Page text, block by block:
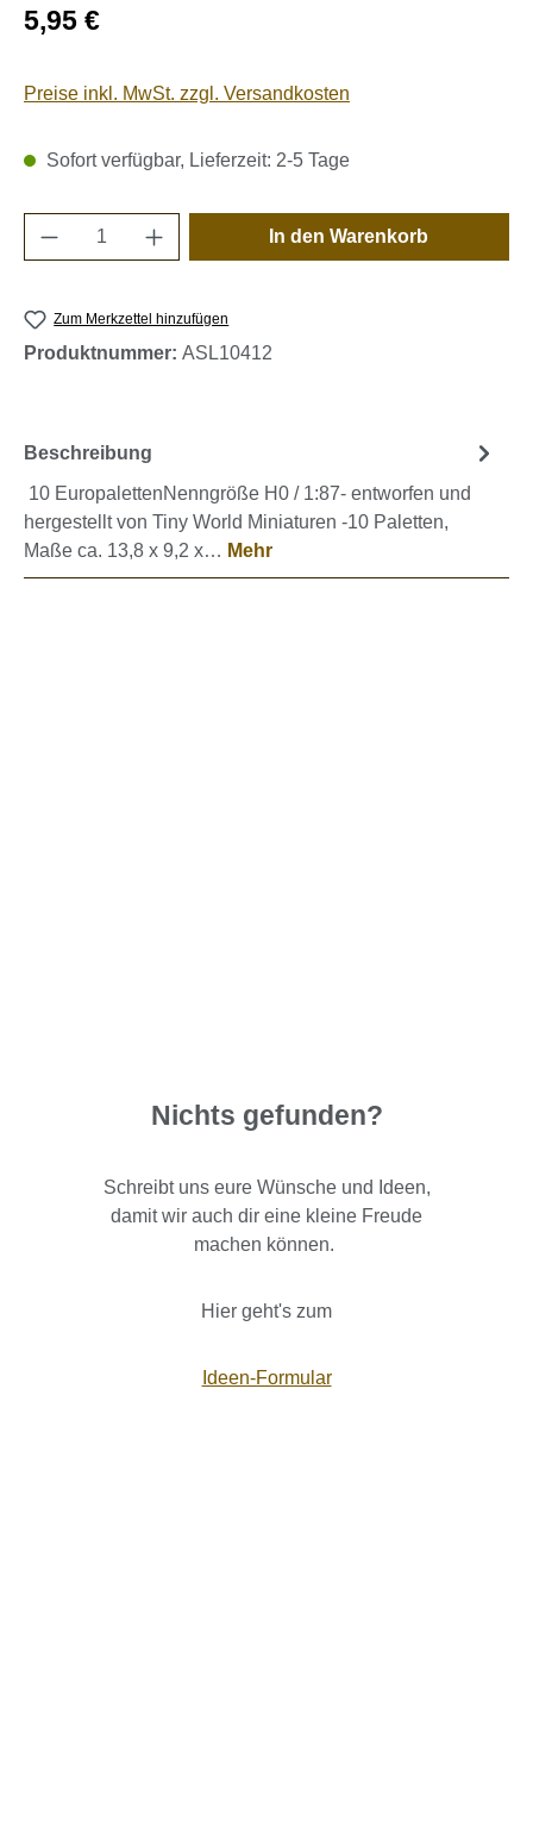
Regulärer Preis:
5,95 €
Preise inkl. MwSt. zzgl. Versandkosten
Sofort verfügbar, Lieferzeit: 2-5 Tage
Produkt Anzahl: Gib den gewünschten
In den Warenkorb
Zum Merkzettel hinzufügen
Produktnummer: ASL10412
Beschreibung
10 EuropalettenNenngröße H0 / 1:87- entworfen und
hergestellt von Tiny World Miniaturen -10 Paletten,
Maße ca. 13,8 x 9,2 x… Mehr
Nichts gefunden?
Schreibt uns eure Wünsche und Ideen,
damit wir auch dir eine kleine Freude
machen können.
Hier geht's zum
Ideen-Formular